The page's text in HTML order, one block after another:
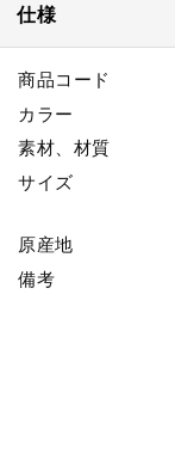
仕様
商品コード
カラー
素材、材質
サイズ
原産地
備考